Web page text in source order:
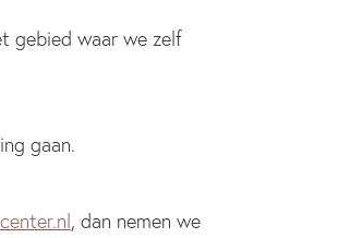
gebied waar we zelf
gaan.
, dan nemen we